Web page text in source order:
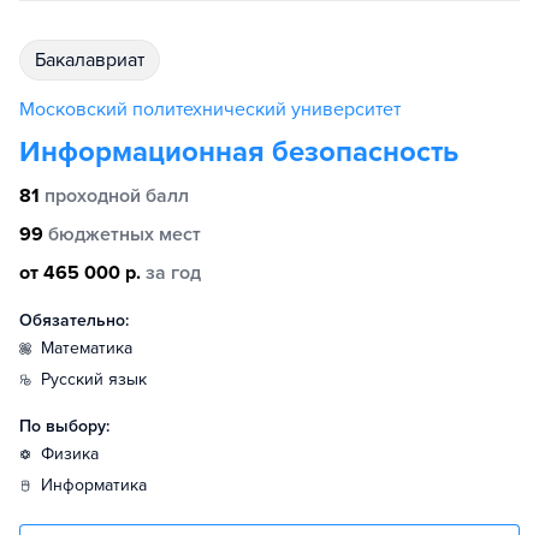
бакалавриат
Московский политехнический университет
Информационная безопасность
81 проходной балл
99 бюджетных мест
от 465 000 р. за год
Обязательно:
математика
русский язык
По выбору:
физика
информатика